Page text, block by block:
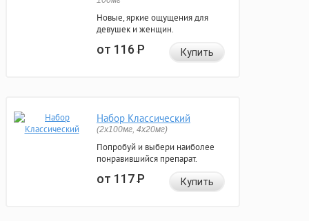
Новые, яркие ощущения для
девушек и женщин.
от 116Р Купить
Набор Классический
(2x100мг, 4x20мг)
Попробуй и выбери наиболее
понравившийся препарат.
от 117Р Купить